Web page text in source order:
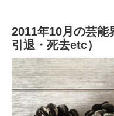
2011年10月の芸能
引退・死去etc）